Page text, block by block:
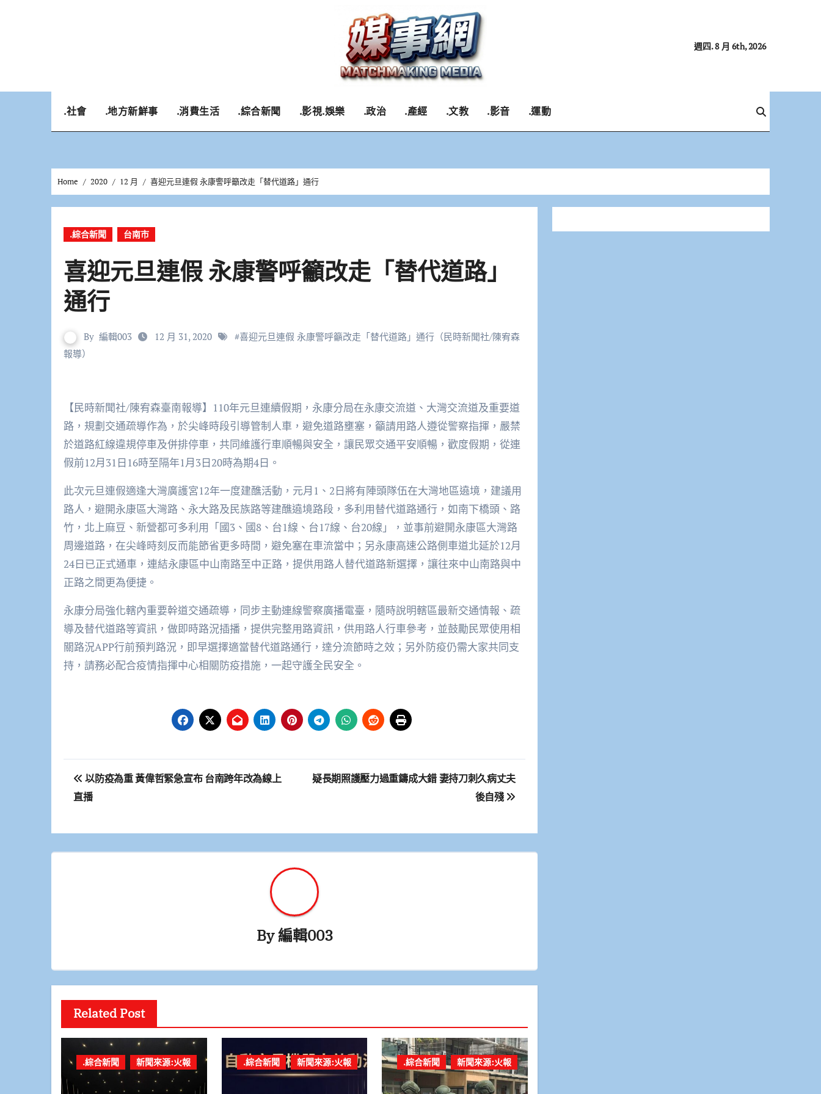
週四. 8 月 6th, 2026
.社會 .地方新鮮事 .消費生活 .綜合新聞 .影視.娛樂 .政治 .產經 .文教 .影音 .運動
Home 2020 12 月 喜迎元旦連假 永康警呼籲改走「替代道路」通行
.綜合新聞 台南市
喜迎元旦連假 永康警呼籲改走「替代道路」
通行
By 編輯003 12 月 31, 2020 #喜迎元旦連假 永康警呼籲改走「替代道路」通行（民時新聞社/陳宥森
報導）
【民時新聞社/陳宥森臺南報導】110年元旦連續假期，永康分局在永康交流道、大灣交流道及重要道
路，規劃交通疏導作為，於尖峰時段引導管制人車，避免道路壅塞，籲請用路人遵從警察指揮，嚴禁
於道路紅線違規停車及併排停車，共同維護行車順暢與安全，讓民眾交通平安順暢，歡度假期，從連
假前12月31日16時至隔年1月3日20時為期4日。
此次元旦連假適逢大灣廣護宮12年一度建醮活動，元月1、2日將有陣頭隊伍在大灣地區遶境，建議用
路人，避開永康區大灣路、永大路及民族路等建醮遶境路段，多利用替代道路通行，如南下橋頭、路
竹，北上麻豆、新營都可多利用「國3、國8、台1線、台17線、台20線」，並事前避開永康區大灣路
周邊道路，在尖峰時刻反而能節省更多時間，避免塞在車流當中；另永康高速公路側車道北延於12月
24日已正式通車，連結永康區中山南路至中正路，提供用路人替代道路新選擇，讓往來中山南路與中
正路之間更為便捷。
永康分局強化轄內重要幹道交通疏導，同步主動連線警察廣播電臺，隨時說明轄區最新交通情報、疏
導及替代道路等資訊，做即時路況插播，提供完整用路資訊，供用路人行車參考，並鼓勵民眾使用相
關路況APP行前預判路況，即早選擇適當替代道路通行，達分流節時之效；另外防疫仍需大家共同支
持，請務必配合疫情指揮中心相關防疫措施，一起守護全民安全。
文
章
覽
以防疫為重 黃偉哲緊急宣布 台南跨年改為線上
直播
疑長期照護壓力過重鑄成大錯 妻持刀刺久病丈夫
後自殘
By編輯003
Related Post
.綜合新聞 新聞來源:火報 .綜合新聞 新聞來源:火報 .綜合新聞 新聞來源:火報